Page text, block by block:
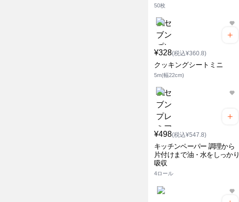
50枚
¥328(税込¥360.8)
クッキングシートミニ
5m(幅22cm)
¥498(税込¥547.8)
キッチンペーパー 調理から
片付けまで油・水をしっかり
吸収
4ロール